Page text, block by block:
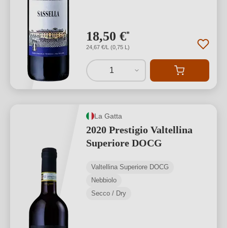
18,50 €*
24,67 €/L (0,75 L)
1
La Gatta
2020 Prestigio Valtellina
Superiore DOCG
Valtellina Superiore DOCG
Nebbiolo
Secco / Dry